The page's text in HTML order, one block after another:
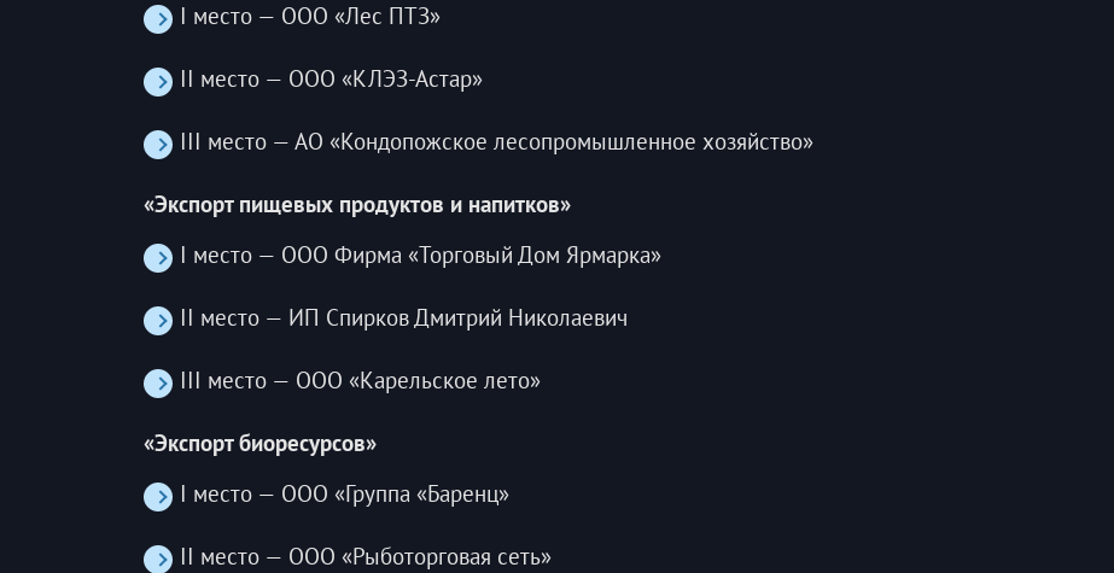
I место — ООО «Лес ПТЗ»
II место — ООО «КЛЭЗ-Астар»
III место — АО «Кондопожское лесопромышленное хозяйство»
«Экспорт пищевых продуктов и напитков»
I место — ООО Фирма «Торговый Дом Ярмарка»
II место — ИП Спирков Дмитрий Николаевич
III место — ООО «Карельское лето»
«Экспорт биоресурсов»
I место — ООО «Группа «Баренц»
II место — ООО «Рыботорговая сеть»